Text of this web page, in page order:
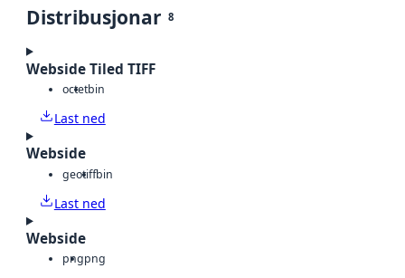
Distribusjonar 8
Webside Tiled TIFF
octetbin
Last ned
Webside
geotiffbin
Last ned
Webside
pngpng